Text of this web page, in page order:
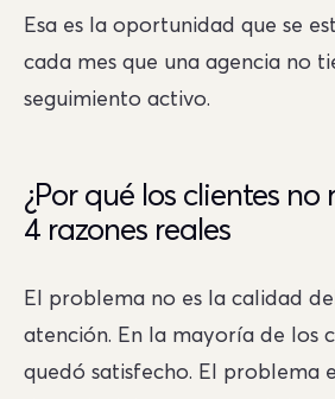
Esa es la oportunidad que se
cada mes que una agencia no
seguimiento activo.
¿Por qué los clientes no
4 razones reales
El problema no es la calidad
atención. En la mayoría de los
quedó satisfecho. El problema